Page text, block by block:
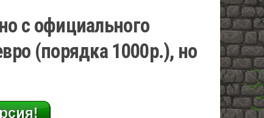
с официального
(порядка 1000р.), но